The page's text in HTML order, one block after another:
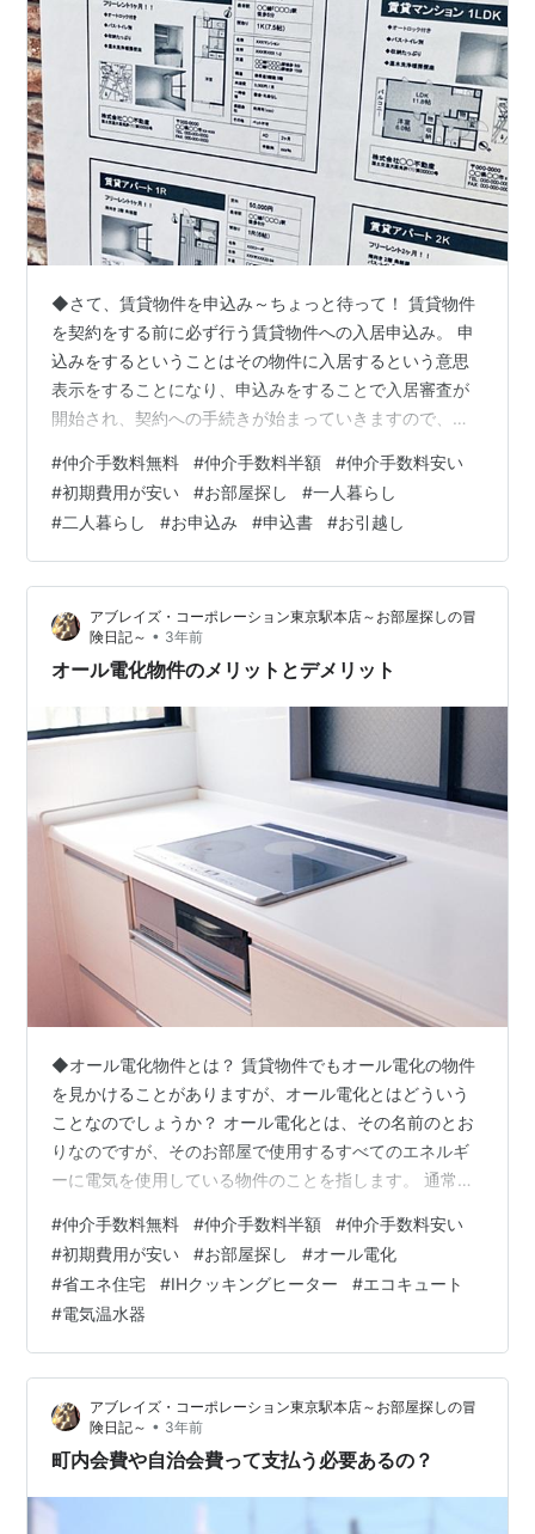
◆さて、賃貸物件を申込み～ちょっと待って！ 賃貸物件
を契約をする前に必ず行う賃貸物件への入居申込み。 申
込みをするということはその物件に入居するという意思
表示をすることになり、申込みをすることで入居審査が
開始され、契約への手続きが始まっていきますので、非
に向けての第一歩を踏み出した！・・・ということでワ
クワク、ドキドキしてしまうかもしれません。 でも、浮
つく気持ちはちょっと抑えて！ 重要な手続きとなる入居
申込みだからこそ、申込みの際に確認ができていなかっ
たことにより、後々トラブルに繋がっていってしまうよ
うな事項があります。 本日は、賃貸物件を…
#仲介手数料無料 #仲介手数料半額 #仲介手数料安い
#初期費用が安い #お部屋探し #一人暮らし
#二人暮らし #お申込み #申込書 #お引越し
アブレイズ・コーポレーション東京駅本店～お部屋探しの冒
険日記～ • 3年前
オール電化物件のメリットとデメリット
◆オール電化物件とは？ 賃貸物件でもオール電化の物件
を見かけることがありますが、オール電化とはどういう
ことなのでしょうか？ オール電化とは、その名前のとお
りなのですが、そのお部屋で使用するすべてのエネルギ
ーに電気を使用している物件のことを指します。 通常の
の火力にはガスを使用していることが多いですが、オー
ル電化の物件では、湯沸かしやコンロの火力（実際には
火力ではないですが・・・）も電気でまかないます。 そ
の省エネ性からも、これからますます普及をしていきそ
うなオール電化の物件ですが、メリットもあればデメリ
ットもあります。 本日はそんなオール電化物…
#仲介手数料無料 #仲介手数料半額 #仲介手数料安い
#初期費用が安い #お部屋探し #オール電化
#省エネ住宅 #IHクッキングヒーター #エコキュート
#電気温水器
アブレイズ・コーポレーション東京駅本店～お部屋探しの冒
険日記～ • 3年前
町内会費や自治会費って支払う必要あるの？